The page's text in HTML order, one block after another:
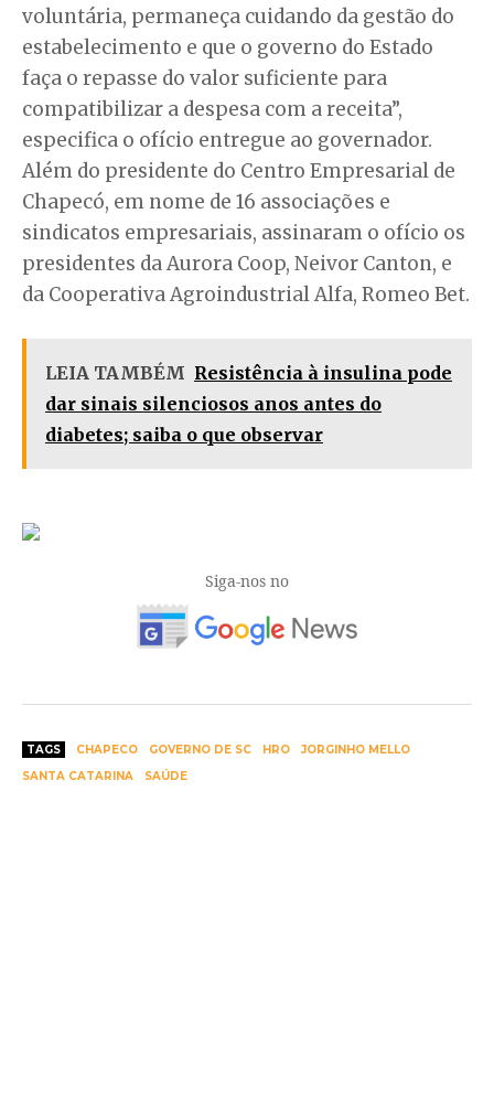
voluntária, permaneça cuidando da gestão do
estabelecimento e que o governo do Estado
faça o repasse do valor suficiente para
compatibilizar a despesa com a receita”,
especifica o ofício entregue ao governador.
Além do presidente do Centro Empresarial de
Chapecó, em nome de 16 associações e
sindicatos empresariais, assinaram o ofício os
presidentes da Aurora Coop, Neivor Canton, e
da Cooperativa Agroindustrial Alfa, Romeo Bet.
LEIA TAMBÉM Resistência à insulina pode
dar sinais silenciosos anos antes do
diabetes; saiba o que observar
Siga-nos no
TAGS CHAPECO GOVERNO DE SC HRO
JORGINHO MELLO
SANTA CATARINA
SAÚDE